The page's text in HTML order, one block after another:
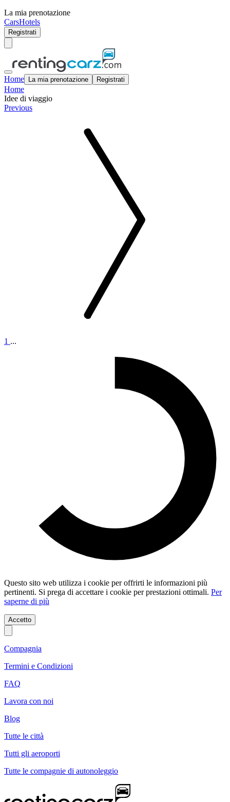
La mia prenotazione
CarsHotels
Registrati
Home La mia prenotazione Registrati
Home
Idee di viaggio
Previous
1 ...
Questo sito web utilizza i cookie per offrirti le informazioni più
pertinenti. Si prega di accettare i cookie per prestazioni ottimali. Per
saperne di più
Accetto
Compagnia
Termini e Condizioni
FAQ
Lavora con noi
Blog
Tutte le città
Tutti gli aeroporti
Tutte le compagnie di autonoleggio